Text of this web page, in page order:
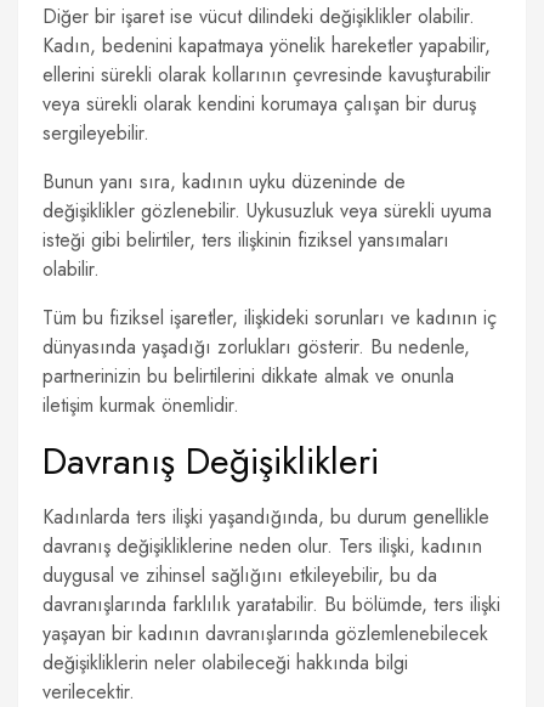
Diğer bir işaret ise vücut dilindeki değişiklikler olabilir.
Kadın, bedenini kapatmaya yönelik hareketler yapabilir,
ellerini sürekli olarak kollarının çevresinde kavuşturabilir
veya sürekli olarak kendini korumaya çalışan bir duruş
sergileyebilir.
Bunun yanı sıra, kadının uyku düzeninde de
değişiklikler gözlenebilir. Uykusuzluk veya sürekli uyuma
isteği gibi belirtiler, ters ilişkinin fiziksel yansımaları
olabilir.
Tüm bu fiziksel işaretler, ilişkideki sorunları ve kadının iç
dünyasında yaşadığı zorlukları gösterir. Bu nedenle,
partnerinizin bu belirtilerini dikkate almak ve onunla
iletişim kurmak önemlidir.
Davranış Değişiklikleri
Kadınlarda ters ilişki yaşandığında, bu durum genellikle
davranış değişikliklerine neden olur. Ters ilişki, kadının
duygusal ve zihinsel sağlığını etkileyebilir, bu da
davranışlarında farklılık yaratabilir. Bu bölümde, ters ilişki
yaşayan bir kadının davranışlarında gözlemlenebilecek
değişikliklerin neler olabileceği hakkında bilgi
verilecektir.